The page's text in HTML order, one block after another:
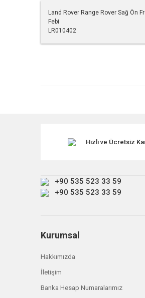
Land Rover Range Rover Sağ Ön
Febi
LR010402
Bu ürüne benzer farklı
Hızlı ve Ücretsiz
+90 535 523 33 59
+90 535 523 33 59
Kurumsal
Hakkımızda
İletişim
Banka Hesap Numaralarımız